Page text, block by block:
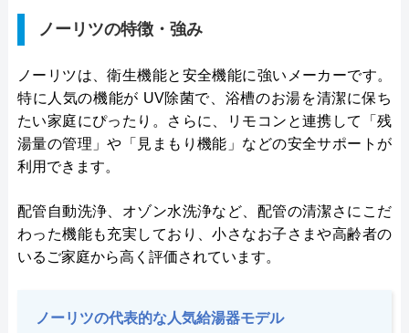
ノーリツの特徴・強み
ノーリツは、衛生機能と安全機能に強いメーカーです。
特に人気の機能が UV除菌で、浴槽のお湯を清潔に保ち
たい家庭にぴったり。さらに、リモコンと連携して「残
湯量の管理」や「見まもり機能」などの安全サポートが
利用できます。
配管自動洗浄、オゾン水洗浄など、配管の清潔さにこだ
わった機能も充実しており、小さなお子さまや高齢者の
いるご家庭から高く評価されています。
ノーリツの代表的な人気給湯器モデル